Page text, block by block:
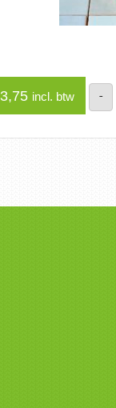
incl. btw -